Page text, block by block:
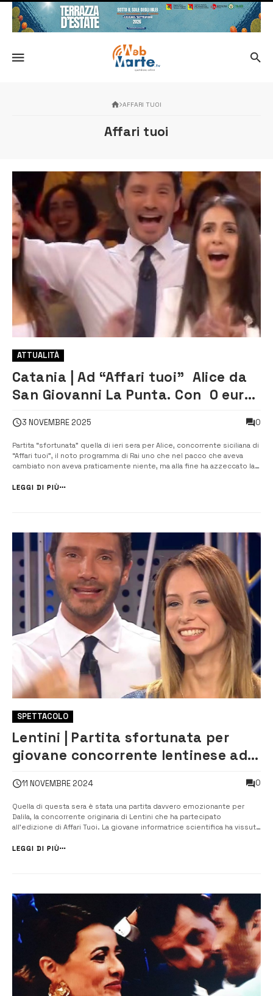
AFFARI TUOI
Affari tuoi
ATTUALITÀ
Catania | Ad “Affari tuoi” Alice da
San Giovanni La Punta. Con 0 euro
Regione Fortunata
3 NOVEMBRE 2025 0
Partita “sfortunata” quella di ieri sera per Alice, concorrente siciliana di
“Affari tuoi”, il noto programma di Rai uno che nel pacco che aveva
cambiato non aveva praticamente niente, ma alla fine ha azzeccato la
Giovanni La Punta, in provincia di Catania, […]...
LEGGI DI PIÙ
SPETTACOLO
Lentini | Partita sfortunata per
giovane concorrente lentinese ad
11 NOVEMBRE 2024 0
Quella di questa sera è stata una partita davvero emozionante per
Dalila, la concorrente originaria di Lentini che ha partecipato
all’edizione di Affari Tuoi. La giovane informatrice scientifica ha vissuto
avventura televisiva si è conclusa con un esito tutt’altro che for...
LEGGI DI PIÙ